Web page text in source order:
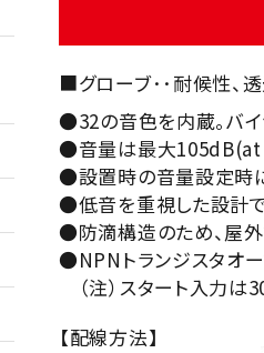
■グローブ･･耐候性、
●32の音色を内蔵。バイ
●音量は最大105dB(at
●設置時の音量設定時
●低音を重視した設計で
●防滴構造のため、屋外
●NPNトランジスタオー
（注）スタート入力は
【配線方法】